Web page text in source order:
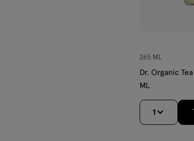
265 ML
Dr. Organic
ML
1